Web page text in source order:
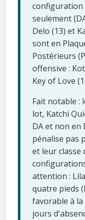
configuration
seulement
Delo (13) et
sont en
Postérieurs
offensive :
Key of Love
Fait notable :
lot, Katchi
DA et non en
pénalise pas
et leur classe
attention :
quatre pieds
favorable à la
jours